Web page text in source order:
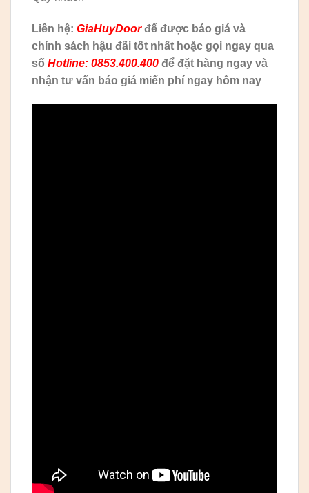
Liên hệ: GiaHuyDoorđể được báo giá và
chính sách hậu đãi tốt nhất hoặc gọi ngay qua
số Hotline: 0853.400.400 để đặt hàng ngay và
nhận tư vấn báo giá miến phí ngay hôm nay